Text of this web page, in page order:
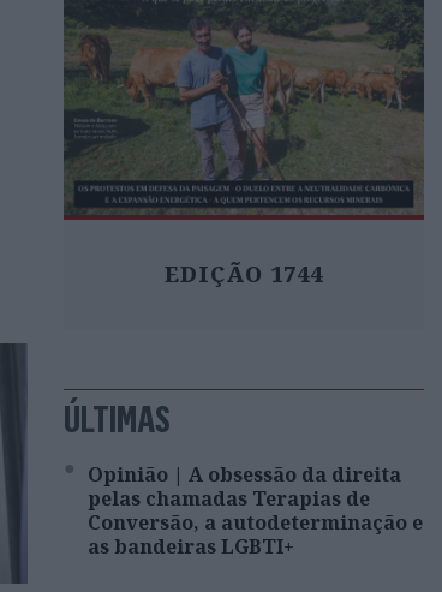
EDIÇÃO 1744
ÚLTIMAS
Opinião | A obsessão da direita
pelas chamadas Terapias de
Conversão, a autodeterminação e
as bandeiras LGBTI+